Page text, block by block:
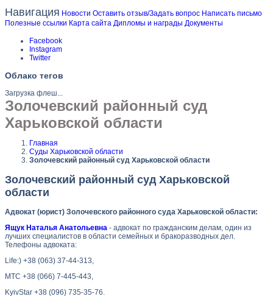
Навигация Новости Оставить отзыв/Задать вопрос Написать письмо
Полезные ссылки Карта сайта Дипломы и награды Документы
Facebook
Instagram
Twitter
Облако тегов
Загрузка флеш...
Золочевский районный суд
Харьковской области
Главная
Суды Харьковской области
Золочевский районный суд Харьковской области
Золочевский районный суд Харьковской
области
Адвокат (юрист) Золочевского районного суда Харьковской области:
Ящук Наталья Анатольевна - адвокат по гражданским делам, один из
лучших специалистов в области семейных и бракоразводных дел.
Телефоны адвоката:
Life:) +38 (063) 37-44-313,
МТС +38 (066) 7-445-443,
KyivStar +38 (096) 735-35-76.